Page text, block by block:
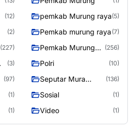
(12) pemkab Murung raya(5)
(2) Pemkab murung raya (7)
(227)
Pemkab Murung
(256)
(3) Polri (10)
(97)
Seputar Mura
(136)
(1) Sosial (1)
(1) Video (1)